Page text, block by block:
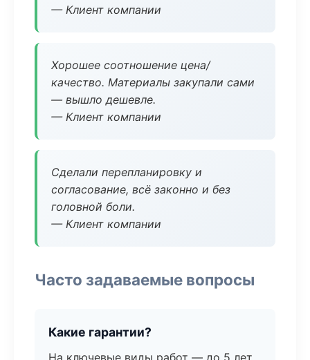
— Клиент компании
Хорошее соотношение цена/
качество. Материалы закупали сами
— вышло дешевле.
— Клиент компании
Сделали перепланировку и
согласование, всё законно и без
головной боли.
— Клиент компании
Часто задаваемые вопросы
Какие гарантии?
На ключевые виды работ — до 5 лет.